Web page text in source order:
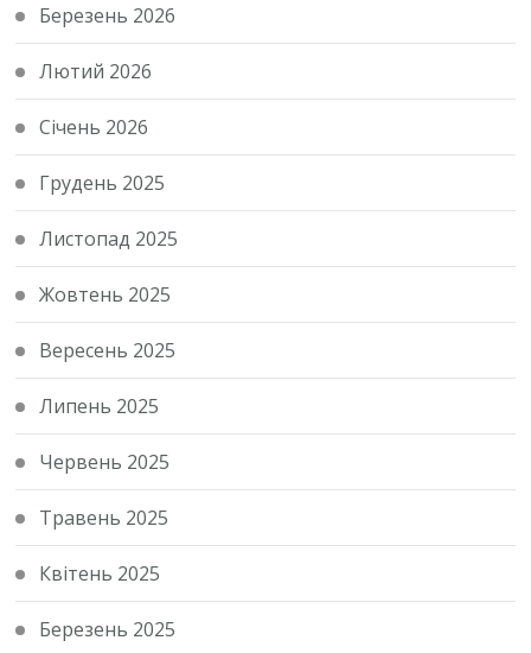
Березень 2026
Лютий 2026
Січень 2026
Грудень 2025
Листопад 2025
Жовтень 2025
Вересень 2025
Липень 2025
Червень 2025
Травень 2025
Квітень 2025
Березень 2025